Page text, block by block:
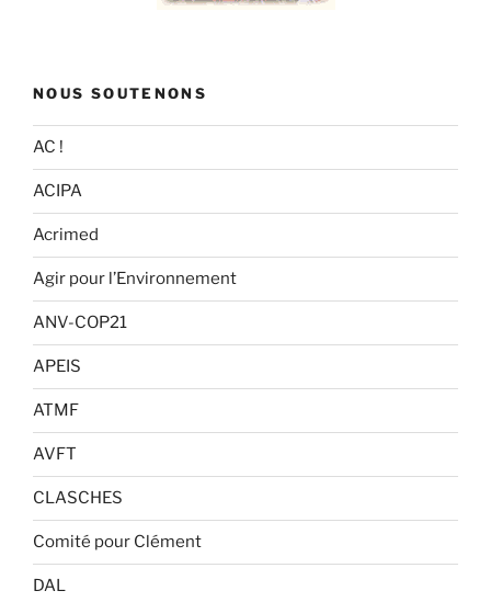
NOUS SOUTENONS
AC !
ACIPA
Acrimed
Agir pour l’Environnement
ANV-COP21
APEIS
ATMF
AVFT
CLASCHES
Comité pour Clément
DAL